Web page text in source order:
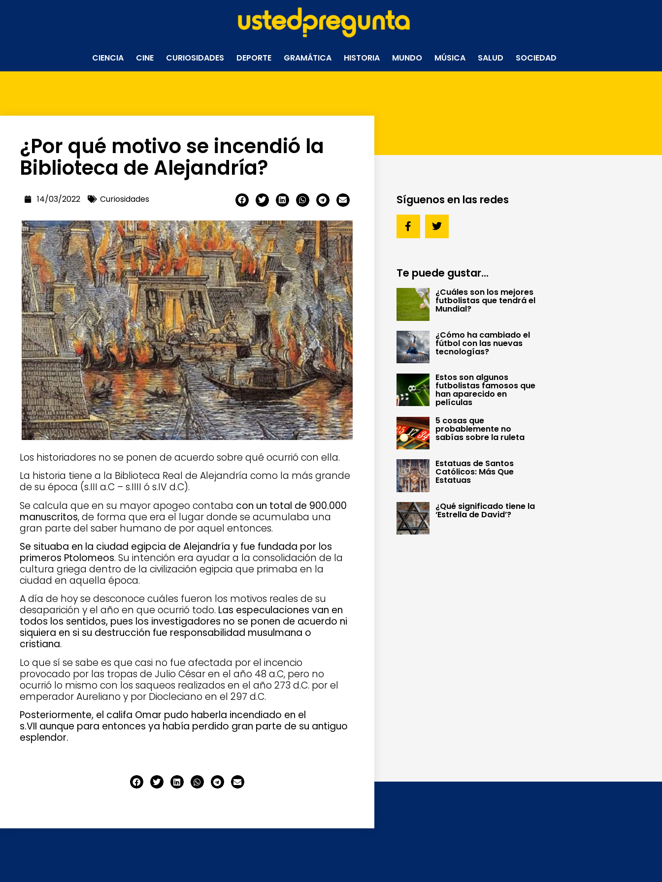
CIENCIA CINE CURIOSIDADES DEPORTE GRAMÁTICA HISTORIA MUNDO MÚSICA SALUD SOCIEDAD
¿Por qué motivo se incendió la
Biblioteca de Alejandría?
14/03/2022 Curiosidades
Los historiadores no se ponen de acuerdo sobre qué ocurrió con ella.
La historia tiene a la Biblioteca Real de Alejandría como la más grande
de su época (s.III a.C – s.IIII ó s.IV d.C).
Se calcula que en su mayor apogeo contaba con un total de 900.000
manuscritos, de forma que era el lugar donde se acumulaba una
gran parte del saber humano de por aquel entonces.
Se situaba en la ciudad egipcia de Alejandría y fue fundada por los
primeros Ptolomeos. Su intención era ayudar a la consolidación de la
cultura griega dentro de la civilización egipcia que primaba en la
ciudad en aquella época.
A día de hoy se desconoce cuáles fueron los motivos reales de su
desaparición y el año en que ocurrió todo. Las especulaciones van en
todos los sentidos, pues los investigadores no se ponen de acuerdo ni
siquiera en si su destrucción fue responsabilidad musulmana o
cristiana.
Lo que sí se sabe es que casi no fue afectada por el incencio
provocado por las tropas de Julio César en el año 48 a.C, pero no
ocurrió lo mismo con los saqueos realizados en el año 273 d.C. por el
emperador Aureliano y por Diocleciano en el 297 d.C.
Posteriormente, el califa Omar pudo haberla incendiado en el
s.VII aunque para entonces ya había perdido gran parte de su antiguo
esplendor.
Síguenos en las redes
Te puede gustar...
¿Cuáles son los mejores
futbolistas que tendrá el
Mundial?
¿Cómo ha cambiado el
fútbol con las nuevas
tecnologías?
Estos son algunos
futbolistas famosos que
han aparecido en
películas
5 cosas que
probablemente no
sabías sobre la ruleta
Estatuas de Santos
Católicos: Más Que
Estatuas
¿Qué significado tiene la
‘Estrella de David’?